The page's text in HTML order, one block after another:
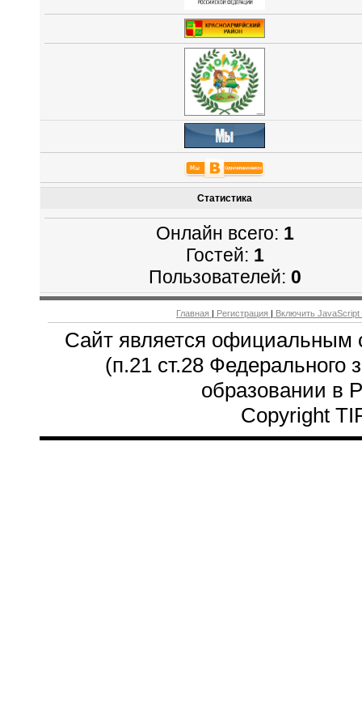
Статистика
Онлайн всего: 1
Гостей: 1
Пользователей: 0
Главная | Регистрация | Включить JavaScript
Сайт является официальным
(п.21 ст.28 Федерального
образовании в
Copyright